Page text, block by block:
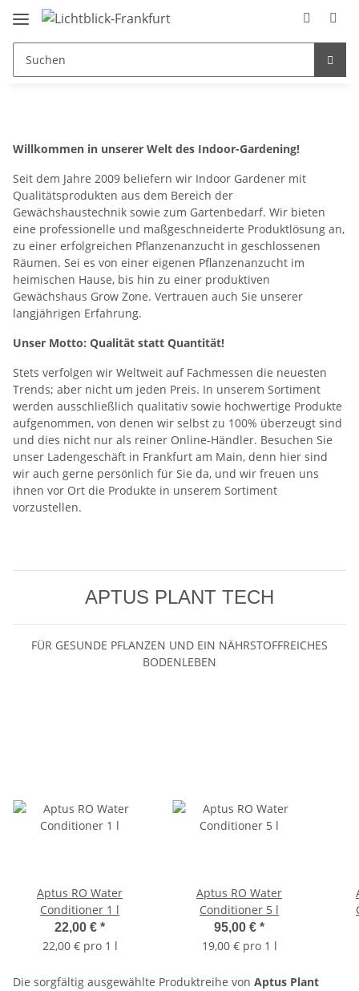
Willkommen in unserer Welt des Indoor-Gardening!
Seit dem Jahre 2009 beliefern wir Indoor Gardener mit
Qualitätsprodukten aus dem Bereich der
Gewächshaustechnik sowie zum Gartenbedarf. Wir bieten
eine professionelle und maßgeschneiderte Produktlösung an,
zu einer erfolgreichen Pflanzenanzucht in geschlossenen
Räumen. Sei es von einer eigenen Pflanzenanzucht im
heimischen Hause, bis hin zu einer produktiven
Gewächshaus Grow Zone. Vertrauen auch Sie unserer
langjährigen Erfahrung.
Unser Motto: Qualität statt Quantität!
Stets verfolgen wir Weltweit auf Fachmessen die neuesten
Trends; aber nicht um jeden Preis. In unserem Sortiment
werden ausschließlich qualitativ sowie hochwertige Produkte
aufgenommen, von denen wir selbst zu 100% überzeugt sind
und dies nicht nur als reiner Online-Händler. Besuchen Sie
unser Ladengeschäft in Frankfurt am Main, denn hier sind
wir auch gerne persönlich für Sie da, und wir freuen uns
ihnen vor Ort die Produkte in unserem Sortiment
vorzustellen.
APTUS PLANT TECH
FÜR GESUNDE PFLANZEN UND EIN NÄHRSTOFFREICHES
BODENLEBEN
Aptus RO Water
Conditioner 1 l
22,00 € *
22,00 € pro 1 l
Aptus RO Water
Conditioner 5 l
95,00 € *
19,00 € pro 1 l
Die sorgfältig ausgewählte Produktreihe von Aptus Plant